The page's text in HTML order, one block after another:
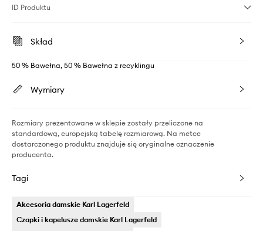
ID Produktu
Skład
50 % Bawełna, 50 % Bawełna z recyklingu
Wymiary
Rozmiary prezentowane w sklepie zostały przeliczone na
standardową, europejską tabelę rozmiarową. Na metce
dostarczonego produktu znajduje się oryginalne oznaczenie
producenta.
Tagi
Akcesoria damskie Karl Lagerfeld
Czapki i kapelusze damskie Karl Lagerfeld